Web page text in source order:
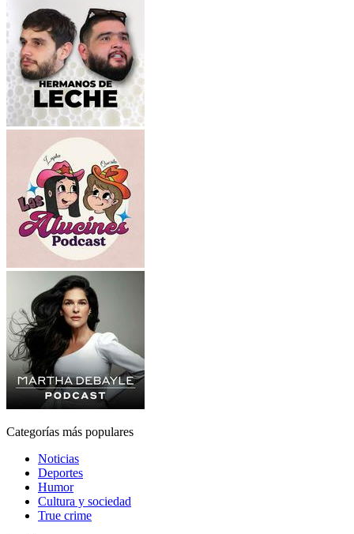
Categorías más populares
Noticias
Deportes
Humor
Cultura y sociedad
True crime